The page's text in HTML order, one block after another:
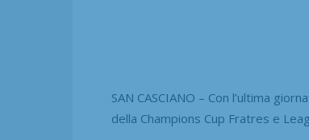
SAN CASCIANO – Con l’ultima
della Champions Cup Fratres e